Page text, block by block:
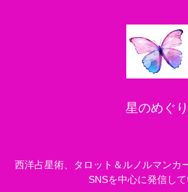
星のめぐり
西洋占星術、タロット＆ルノルマンカ
SNSを中心に発信して